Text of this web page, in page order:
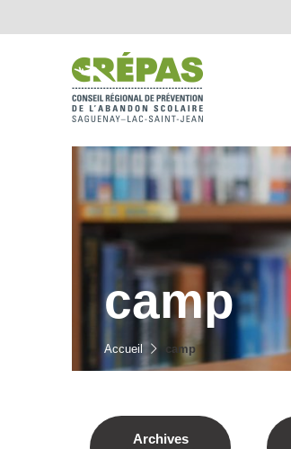
camp
Accueil camp
Archives